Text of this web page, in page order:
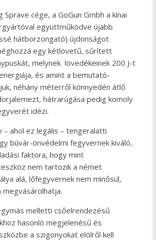
Sprave cége, a GoGun Gmbh a kínai
együttműködve újabb
hátborzongató) újdonságot
egy kétlövetű, sűrített
melynek lövedékeinek 200 J-t
és amint a bemutató-
néhány méterről könnyedén átlő
hátrarúgása pedig komoly
idézi.
– ahol ez legális – tengeralatti
búvár-önvédelmi fegyvernek kiváló,
faktora, hogy mint
nem tartozik a német
alá, lőfegyvernek nem minősül,
megvásárolhatja.
melletti csőelrendezésű
hasonló megjelenésű és
a szigonyokat elölről kell